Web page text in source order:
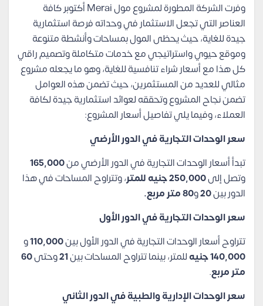
وفرت الشركة المطورة لمشروع مول Merai أكتوبر كافة
العناصر التي تجعل الاستثمار في وحداته فرصة استثمارية
جيدة للغاية، حيث يحظى المول بمساحات وأنشطة متنوعة
وموقع حيوي واستراتيجي مع خدمات متكاملة وتصميم راقي
كل هذا مع أسعار شراء تنافسية للغاية، وهو ما يجعله مشروع
مثالي للعديد من المستثمرين، حيث تضمن هذه العوامل
تضمن نجاح المشروع وتحققه لعوائد استثمارية جيدة لكافة
العملاء، وفيما يلي تفاصيل أسعار المشروع:
سعر الوحدات التجارية في الدور الأرضي
تبدأ أسعار الوحدات التجارية في الدور الأرضي من165,000
وتصل إلى250,000 جنيه للمتر
، وتتراوح المساحات في هذا
الدور بين20و80 متر مربع.
سعر الوحدات التجارية في الدور الأول
تتراوح أسعار الوحدات التجارية في الدور الأول بين110,000و
140,000 جنيه
للمتر، بينما تتراوح المساحات بين21وحتى60
متر مربع.
سعر الوحدات الإدارية والطبية في الدور الثاني